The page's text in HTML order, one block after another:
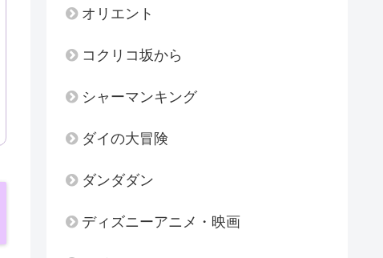
オリエント
コクリコ坂から
シャーマンキング
ダイの大冒険
ダンダダン
ディズニーアニメ・映画